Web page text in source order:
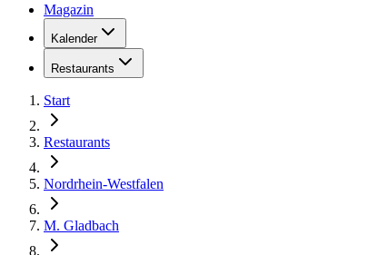
Magazin
Kalender
Restaurants
Start
Restaurants
Nordrhein-Westfalen
M. Gladbach